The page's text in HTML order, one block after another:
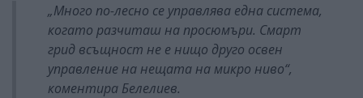
„Много по-лесно се управлява една система,
когато разчиташ на просюмъри. Смарт
грид всъщност не е нищо друго освен
управление на нещата на микро ниво“,
коментира Белелиев.